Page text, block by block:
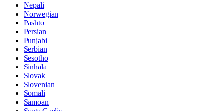
Nepali
Norwegian
Pashto
Persian
Punjabi
Serbian
Sesotho
Sinhala
Slovak
Slovenian
Somali
Samoan